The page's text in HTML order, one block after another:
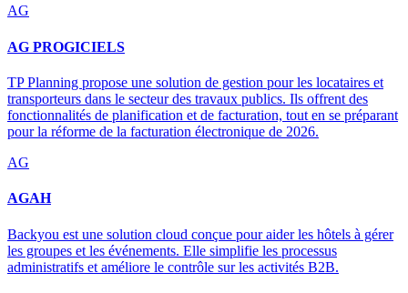
AG
AG PROGICIELS
TP Planning propose une solution de gestion pour les locataires et
transporteurs dans le secteur des travaux publics. Ils offrent des
fonctionnalités de planification et de facturation, tout en se préparant
pour la réforme de la facturation électronique de 2026.
AG
AGAH
Backyou est une solution cloud conçue pour aider les hôtels à gérer
les groupes et les événements. Elle simplifie les processus
administratifs et améliore le contrôle sur les activités B2B.